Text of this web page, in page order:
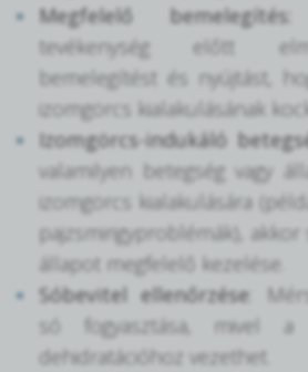
Megfelelő bemelegítés:
tevékenység előtt
bemelegítést és nyújtást,
izomgörcs kialakulásának
Izomgörcs-indukáló
valamilyen betegség vagy
izomgörcs kialakulására
pajzsmirigyproblémák),
állapot megfelelő kezelése.
Sóbevitel ellenőrzése :
só fogyasztása, mivel a
dehidratációhoz vezethet.